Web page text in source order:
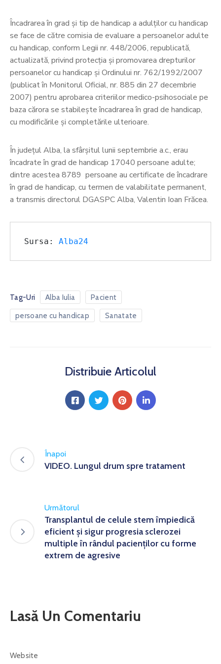
Încadrarea în grad şi tip de handicap a adulţilor cu handicap
se face de către comisia de evaluare a persoanelor adulte
cu handicap, conform Legii nr. 448/2006, republicată,
actualizată, privind protecţia şi promovarea drepturilor
persoanelor cu handicap și Ordinului nr. 762/1992/2007
(publicat în Monitorul Oficial, nr. 885 din 27 decembrie
2007) pentru aprobarea criteriilor medico-psihosociale pe
baza cărora se stabileşte încadrarea în grad de handicap,
cu modificările și completările ulterioare.
În judeţul Alba, la sfârșitul lunii septembrie a.c., erau
încadrate în grad de handicap 17040 persoane adulte;
dintre acestea 8789 persoane au certificate de încadrare
în grad de handicap, cu termen de valabilitate permanent,
a transmis directorul DGASPC Alba, Valentin Ioan Frăcea.
Sursa: Alba24
Tag-Uri Alba Iulia Pacient
persoane cu handicap Sanatate
Distribuie Articolul
Înapoi
VIDEO. Lungul drum spre tratament
Următorul
Transplantul de celule stem împiedică
eficient și sigur progresia sclerozei
multiple în rândul pacienților cu forme
extrem de agresive
Lasă Un Comentariu